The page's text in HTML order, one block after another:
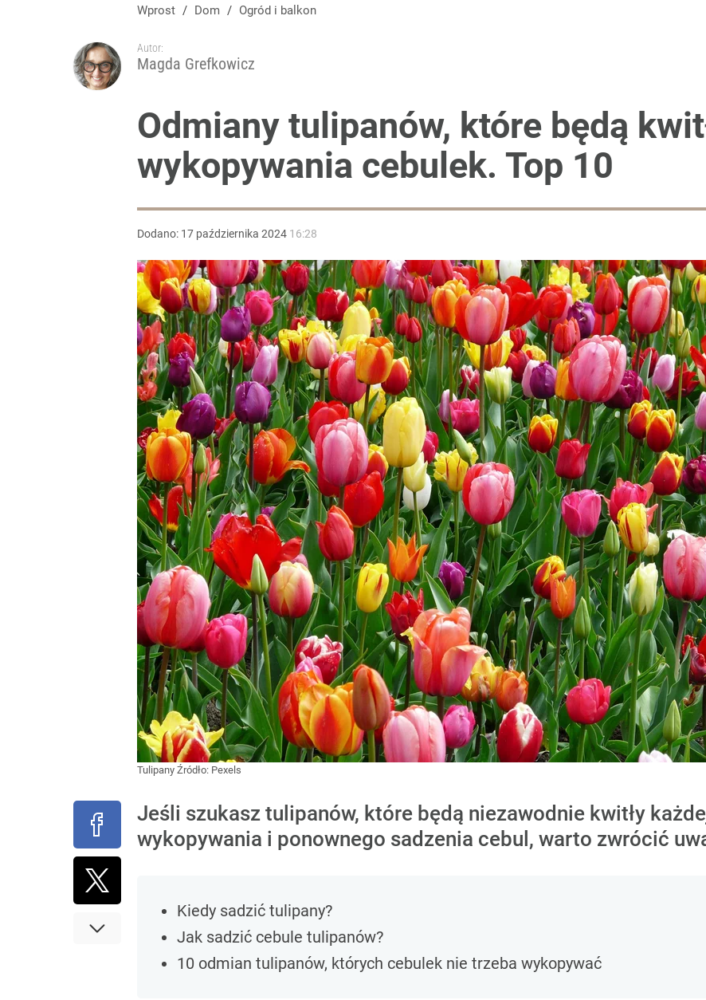
Wprost / Dom / Ogród i balkon
Autor:
Magda Grefkowicz
Odmiany tulipanów, które będą
wykopywania cebulek. Top 10
Dodano: 17 października 2024 16:28
Tulipany Źródło: Pexels
Jeśli szukasz tulipanów, które będą niezawodnie kwitły
wykopywania i ponownego sadzenia cebul, warto zwrócić
Kiedy sadzić tulipany?
Jak sadzić cebule tulipanów?
10 odmian tulipanów, których cebulek nie trzeba wykopywać